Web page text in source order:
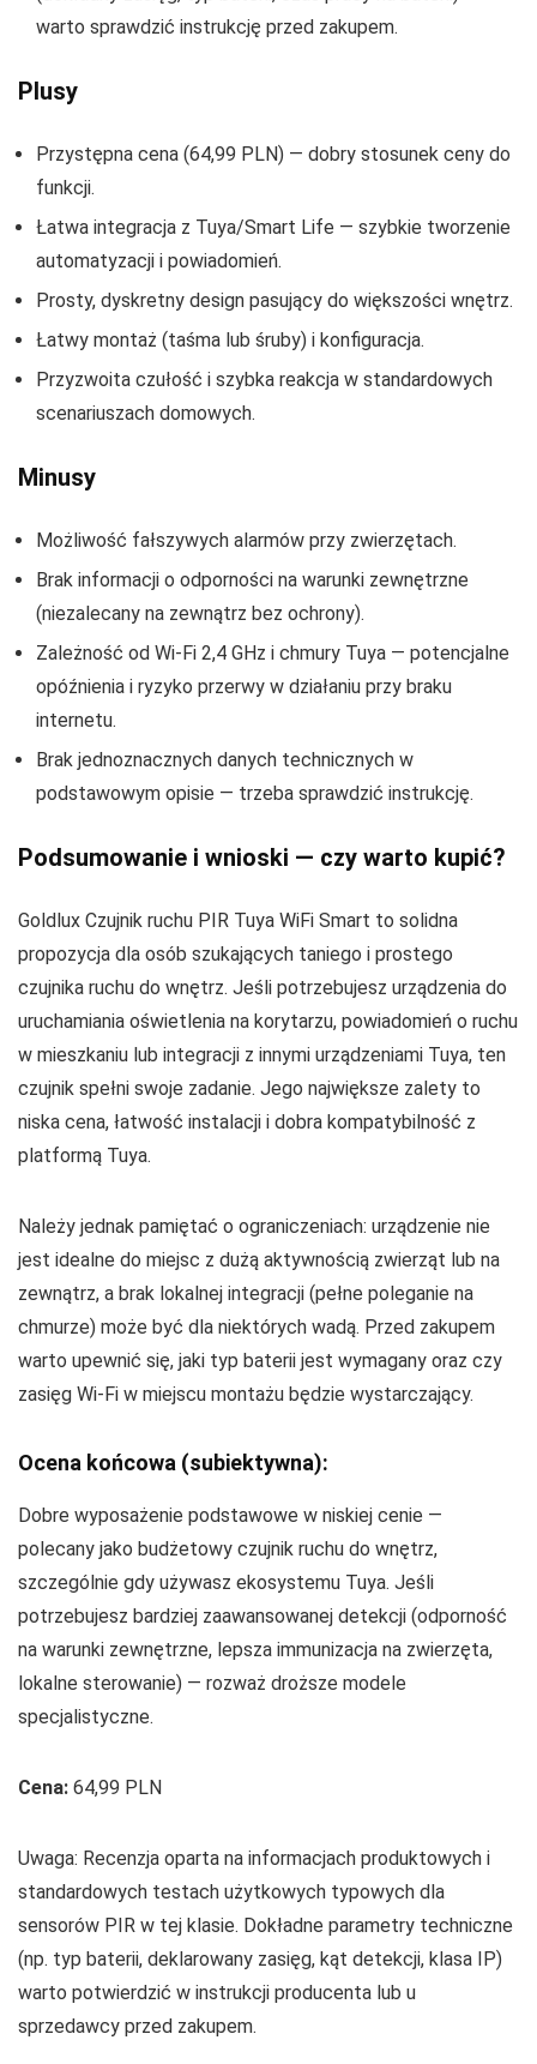
warto sprawdzić instrukcję przed zakupem.
Plusy
Przystępna cena (64,99 PLN) — dobry stosunek ceny do
funkcji.
Łatwa integracja z Tuya/Smart Life — szybkie tworzenie
automatyzacji i powiadomień.
Prosty, dyskretny design pasujący do większości wnętrz.
Łatwy montaż (taśma lub śruby) i konfiguracja.
Przyzwoita czułość i szybka reakcja w standardowych
scenariuszach domowych.
Minusy
Możliwość fałszywych alarmów przy zwierzętach.
Brak informacji o odporności na warunki zewnętrzne
(niezalecany na zewnątrz bez ochrony).
Zależność od Wi‑Fi 2,4 GHz i chmury Tuya — potencjalne
opóźnienia i ryzyko przerwy w działaniu przy braku
internetu.
Brak jednoznacznych danych technicznych w
podstawowym opisie — trzeba sprawdzić instrukcję.
Podsumowanie i wnioski — czy warto kupić?
Goldlux Czujnik ruchu PIR Tuya WiFi Smart to solidna
propozycja dla osób szukających taniego i prostego
czujnika ruchu do wnętrz. Jeśli potrzebujesz urządzenia do
uruchamiania oświetlenia na korytarzu, powiadomień o ruchu
w mieszkaniu lub integracji z innymi urządzeniami Tuya, ten
czujnik spełni swoje zadanie. Jego największe zalety to
niska cena, łatwość instalacji i dobra kompatybilność z
platformą Tuya.
Należy jednak pamiętać o ograniczeniach: urządzenie nie
jest idealne do miejsc z dużą aktywnością zwierząt lub na
zewnątrz, a brak lokalnej integracji (pełne poleganie na
chmurze) może być dla niektórych wadą. Przed zakupem
warto upewnić się, jaki typ baterii jest wymagany oraz czy
zasięg Wi‑Fi w miejscu montażu będzie wystarczający.
Ocena końcowa (subiektywna):
Dobre wyposażenie podstawowe w niskiej cenie —
polecany jako budżetowy czujnik ruchu do wnętrz,
szczególnie gdy używasz ekosystemu Tuya. Jeśli
potrzebujesz bardziej zaawansowanej detekcji (odporność
na warunki zewnętrzne, lepsza immunizacja na zwierzęta,
lokalne sterowanie) — rozważ droższe modele
specjalistyczne.
Cena: 64,99 PLN
Uwaga: Recenzja oparta na informacjach produktowych i
standardowych testach użytkowych typowych dla
sensorów PIR w tej klasie. Dokładne parametry techniczne
(np. typ baterii, deklarowany zasięg, kąt detekcji, klasa IP)
warto potwierdzić w instrukcji producenta lub u
sprzedawcy przed zakupem.